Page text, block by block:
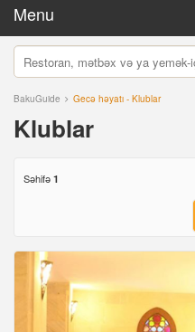
Menu
BakuGuide Gecə həyatı - Klublar
Klublar
Səhifə 1